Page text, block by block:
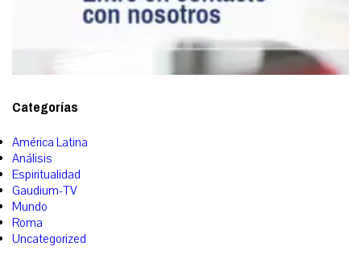
Categorías
América Latina
Análisis
Espiritualidad
Gaudium-TV
Mundo
Roma
Uncategorized